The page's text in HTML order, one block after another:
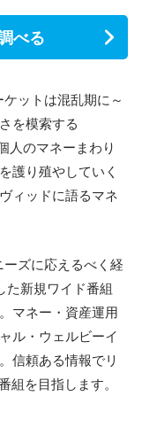
べる
ットは混乱期に～
を模索する
人のマネーまわり
護り殖やしていく
ィッドに語るマネ
ズに応えるべく経
た新規ワイド番組
マネー・資産運用
ル・ウェルビーイ
信頼ある情報でリ
組を目指します。